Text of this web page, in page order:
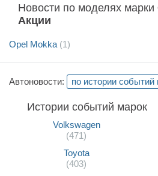
Новости по моделях марки
Акции
Opel Mokka (1)
Автоновости: по истории событий
Истории событий марок
Volkswagen
(471)
Toyota
(403)